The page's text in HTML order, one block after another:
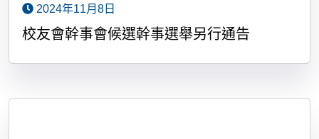
2024年11月8日
校友會幹事會候選幹事選舉另行通告